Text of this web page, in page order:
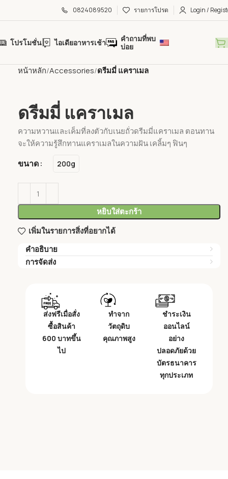
0824089520 รายการโปรด Login /
โปรโมชั่น ไอเดียอาหารเช้า
คำถามที่พบ
บ่อย
หน้าหลัก Accessories ดรีมมี่ แคราเมล
ดรีมมี่ แคราเมล
ความหวานและเค็มที่ลงตัวกับเนยถั่วดรีมมี่แคราเมล ตอนทาน
จะให้ความรู้สึกทานแคราเมลในความฝัน เคลิ้มๆ ฟินๆ
ขนาด 200g
หยิบใส่ตะกร้า
เพิ่มในรายการสิ่งที่อยากได้
คำอธิบาย
การจัดส่ง
ส่งฟรีเมื่อสั่ง
ซื้อสินค้า
600 บาทขึ้น
ไป
ทำจาก
วัตถุดิบ
คุณภาพสูง
ชำระเงิน
ออนไลน์
อย่าง
ปลอดภัยด้วย
บัตรธนาคาร
ทุกประเภท